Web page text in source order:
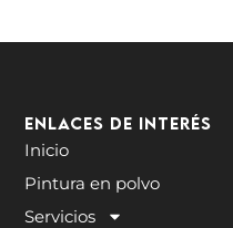
Enlaces de interés
Inicio
Pintura en polvo
Servicios